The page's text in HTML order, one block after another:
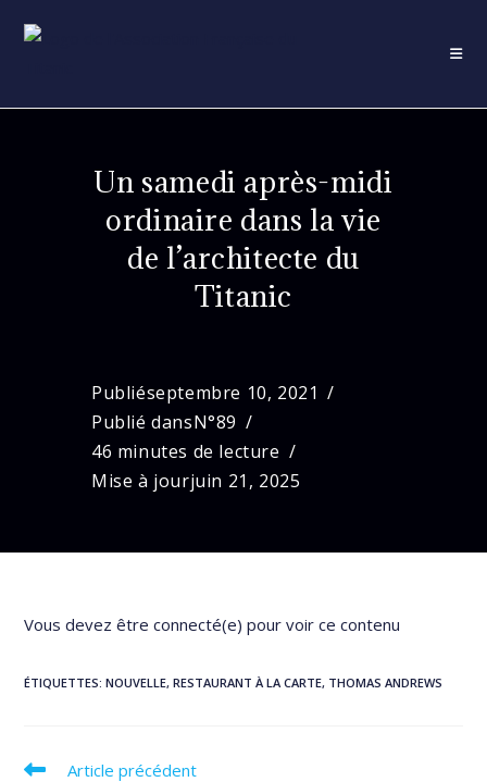
Un samedi après-midi
ordinaire dans la vie
de l’architecte du
Titanic
Publiéseptembre 10, 2021
Publié dansN°89
46 minutes de lecture
Mise à jourjuin 21, 2025
Vous devez être connecté(e) pour voir ce contenu
ÉTIQUETTES:NOUVELLE, RESTAURANT À LA CARTE, THOMAS ANDREWS
Read
Article précédent